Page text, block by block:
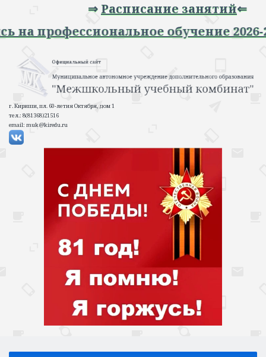
⇒Расписание занятий
на профессиональное обучение
г. Кириши, пл. 60-летия Октября, дом 1
тел.: 8(81368)21516
email: muk@kiredu.ru